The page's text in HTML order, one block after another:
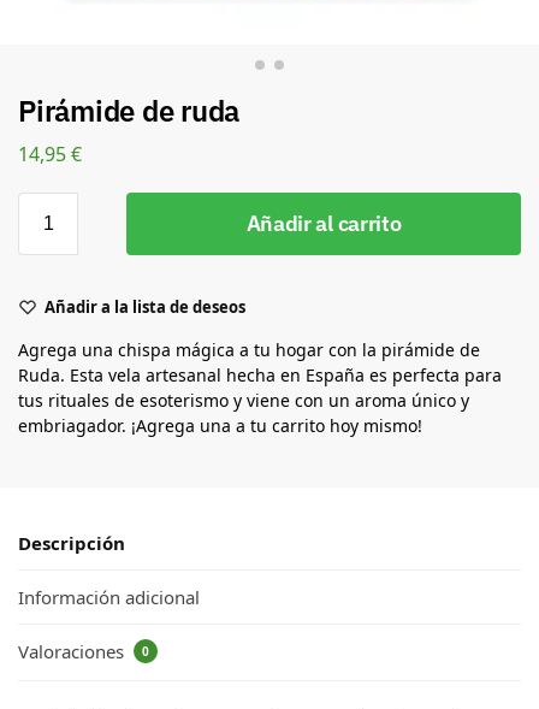
Pirámide de ruda
14,95€
Añadir al carrito
Añadir a la lista de deseos
Agrega una chispa mágica a tu hogar con la pirámide de
Ruda. Esta vela artesanal hecha en España es perfecta para
tus rituales de esoterismo y viene con un aroma único y
embriagador. ¡Agrega una a tu carrito hoy mismo!
Descripción
Información adicional
Valoraciones 0